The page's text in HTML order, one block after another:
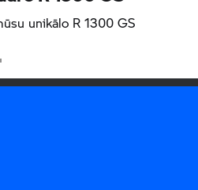
unikālo R 1300 GS